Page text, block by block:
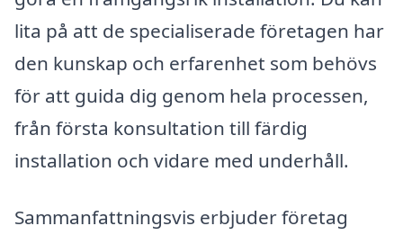
lita på att de specialiserade företagen har
den kunskap och erfarenhet som behövs
för att guida dig genom hela processen,
från första konsultation till färdig
installation och vidare med underhåll.
Sammanfattningsvis erbjuder företag